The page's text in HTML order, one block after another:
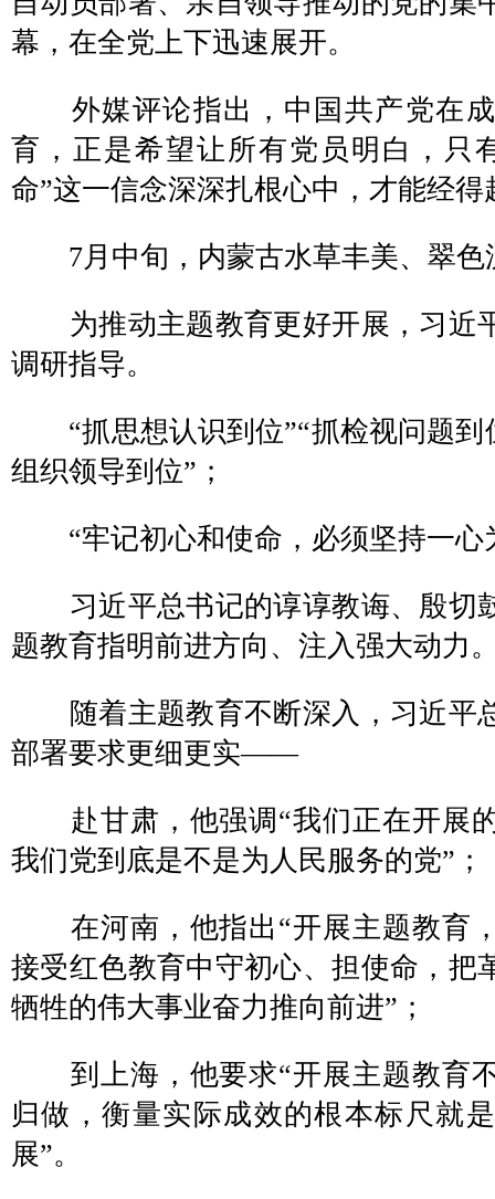
幕，在全党上下迅速展开。
外媒评论指出，中国共产党在成
育，正是希望让所有党员明白，只
命”这一信念深深扎根心中，才能经
7月中旬，内蒙古水草丰美、翠色
为推动主题教育更好开展，习近
调研指导。
“抓思想认识到位”“抓检视问题到
组织领导到位”；
“牢记初心和使命，必须坚持一
习近平总书记的谆谆教诲、殷切
题教育指明前进方向、注入强大动力
随着主题教育不断深入，习近平
部署要求更细更实——
赴甘肃，他强调“我们正在开展
我们党到底是不是为人民服务的党”；
在河南，他指出“开展主题教育
接受红色教育中守初心、担使命，把
牺牲的伟大事业奋力推向前进”；
到上海，他要求“开展主题教育
归做，衡量实际成效的根本标尺就
展”。